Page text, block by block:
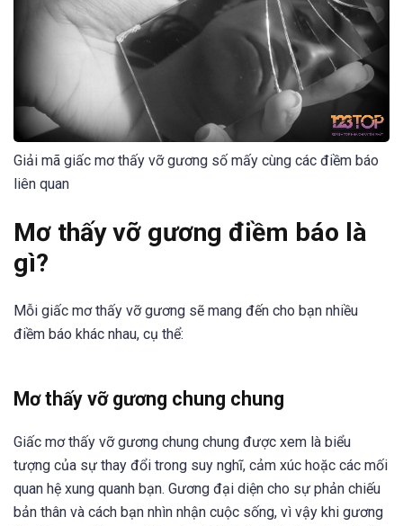
Giải mã giấc mơ thấy vỡ gương số mấy cùng các điềm báo
liên quan
Mơ thấy vỡ gương điềm báo là
gì?
Mỗi giấc mơ thấy vỡ gương sẽ mang đến cho bạn nhiều
điềm báo khác nhau, cụ thể:
Mơ thấy vỡ gương chung chung
Giấc mơ thấy vỡ gương chung chung được xem là biểu
tượng của sự thay đổi trong suy nghĩ, cảm xúc hoặc các mối
quan hệ xung quanh bạn. Gương đại diện cho sự phản chiếu
bản thân và cách bạn nhìn nhận cuộc sống, vì vậy khi gương